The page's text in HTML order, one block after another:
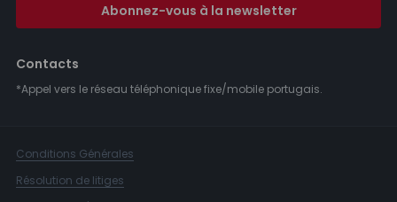
Abonnez-vous à la newsletter
Contacts
*Appel vers le réseau téléphonique fixe/mobile portugais.
Conditions Générales
Résolution de litiges